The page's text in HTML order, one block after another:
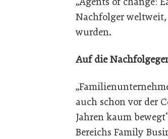
Nachfolger weltweit,
wurden.
Auf die
auch schon vor der
Jahren kaum
Bereichs Family